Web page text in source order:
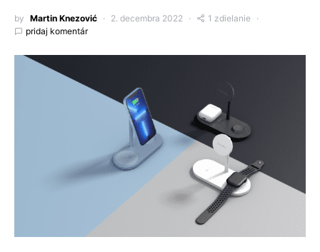
by Martin Knezović 2. decembra 2022
1 zdielanie
pridaj komentár